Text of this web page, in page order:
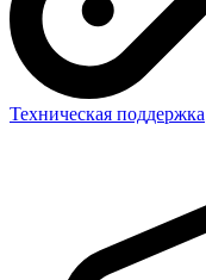
Техническая поддержка